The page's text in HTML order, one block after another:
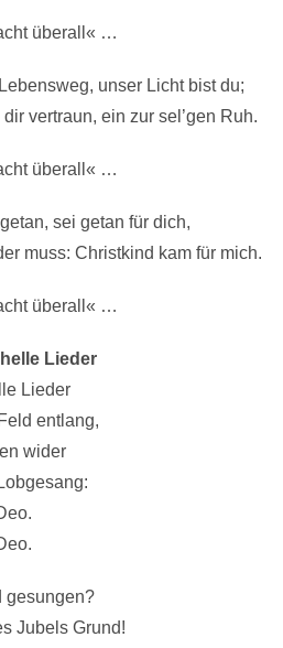
überall« …
unser Licht bist du;
vertraun, ein zur sel’gen Ruh.
überall« …
sei getan für dich,
muss: Christkind kam für mich.
überall« …
Lieder
Lieder
entlang,
wider
gesungen?
Jubels Grund!